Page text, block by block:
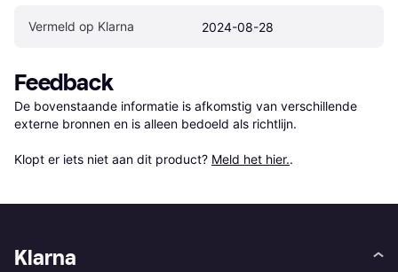
Vermeld op Klarna 2024-08-28
Feedback
De bovenstaande informatie is afkomstig van verschillende
externe bronnen en is alleen bedoeld als richtlijn.
Klopt er iets niet aan dit product? Meld het hier..
Klarna